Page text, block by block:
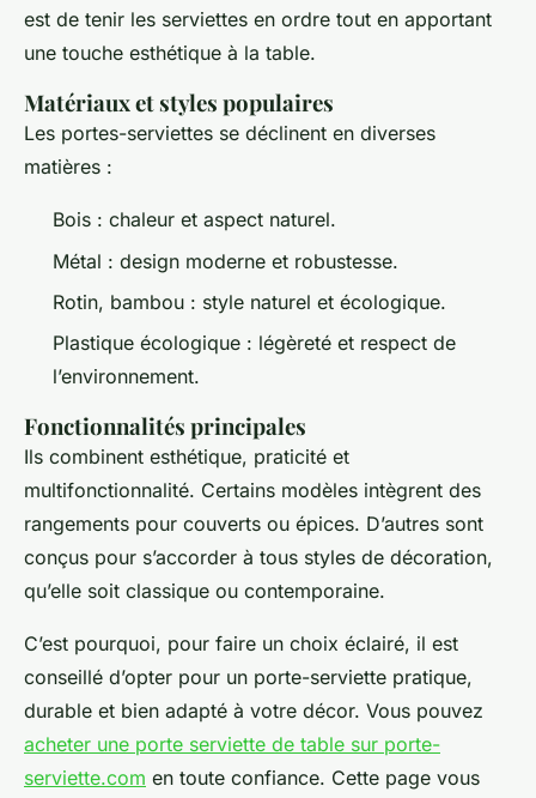
est de tenir les serviettes en ordre tout en apportant
une touche esthétique à la table.
Matériaux et styles populaires
Les portes-serviettes se déclinent en diverses
matières :
Bois : chaleur et aspect naturel.
Métal : design moderne et robustesse.
Rotin, bambou : style naturel et écologique.
Plastique écologique : légèreté et respect de
l’environnement.
Fonctionnalités principales
Ils combinent esthétique, praticité et
multifonctionnalité. Certains modèles intègrent des
rangements pour couverts ou épices. D’autres sont
conçus pour s’accorder à tous styles de décoration,
qu’elle soit classique ou contemporaine.
C’est pourquoi, pour faire un choix éclairé, il est
conseillé d’opter pour un porte-serviette pratique,
durable et bien adapté à votre décor. Vous pouvez
acheter une porte serviette de table sur porte-
serviette.com en toute confiance. Cette page vous